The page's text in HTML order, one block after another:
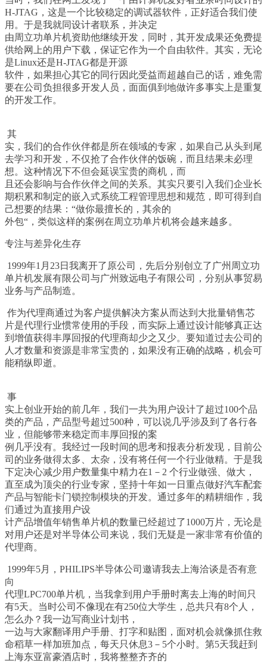
H-JTAG ，这是一个比较稳定的调试器软件，正好适合我们使
用。于是我就同设计者联系，并决定
由周立功单片机资助他继续开发，同时，其开发成果还免费提
供给网上的用户下载，保证它作为一个自由软件。其实，无论
是Linux还是H-JTAG都是开源
软件，如果担心其它的同行因此受益而超越自己的话，难免需
要在公司负担很多开发人员，面面俱到地做许多事实上是重复
的开发工作。
其
实，我们的合作伙伴都是所在领域的专家，如果自己从头到尾
去学习和开发，不仅抢了合作伙伴的饭碗，而且结果未必理
想。这种情况下不但会延误宝贵的商机，而
且还会影响与合作伙伴之间的关系。其实只要引入我们企业长
期积累和制定的嵌入式系统工程管理思想和规范，即可得到自
己想要的结果： “做你最擅长的，其余的
外包“ ，类似这样的案例在周立功单片机将会越来越多。
专注与差异化生存
1999年1 月 23日我离开了原公司，先后分别创立了广州周立功
单片机发展有限公司与广州致远电子有限公司，分别从事贸易
业务与产品制造。
作为代理商通过为客户提供解决方案从而达到大批量销售芯
片是代理行业惯常使用的手段，而实际上通过设计能够真正达
到增值获得丰厚回报的代理商却少之又少。要知道过去公司的
人才数量和资源是非常宝贵的，如果没有正确的战略，机会可
能稍纵即逝。
事
实上创业开始的前几年，我们一共为用户设计了超过100个品
类的产品，产品型号超过500种，可以说几乎涉及到了各行各
业，但能够带来稳定而丰厚回报的案
例几乎没有。我经过一段时间的思考和报表分析发现，目前公
司的业务做得太多、太杂，没有将任何一个行业做精。于是我
下定决心减少用户数量集中精力在1 － 2 个行业做强、做大，
直至成为顶尖的行业专家，坚持十年如一日重点做好汽车配套
产品与智能卡门锁控制模块的开发。通过多年的精耕细作，我
们通过为直接用户设
计产品增值年销售单片机的数量已经超过了1000万片，无论是
对用户还是对半导体公司来说，我们无疑是一家非常有价值的
代理商。
1999年5月， PHILIPS半导体公司邀请我去上海洽谈是否有意
向
代理LPC700单片机，当我拿到用户手册时离去上海的时间只
有5天。当时公司不像现在有250位大学生，总共只有8个人，
怎么办？我一边写商业计划书，
一边与大家翻译用户手册、打字和贴图，面对机会就像抓住救
命稻草一样加班加点，每天只休息3 － 5个小时。第5天我赶到
上海东亚富豪酒店时，我将整整齐齐的